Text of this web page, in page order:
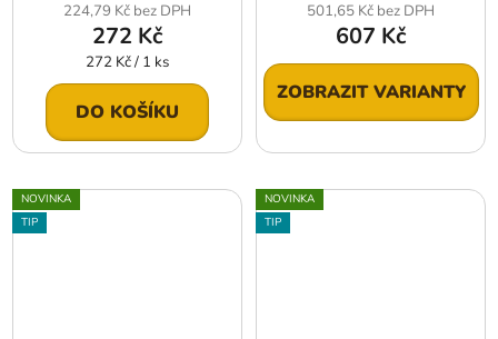
224,79 Kč bez DPH
272 Kč
Měrná
cena:
272 Kč / 1 ks
DO KOŠÍKU
501,65 Kč bez DPH
607 Kč
ZOBRAZIT VARIANTY
NOVINKA
TIP
NOVINKA
TIP